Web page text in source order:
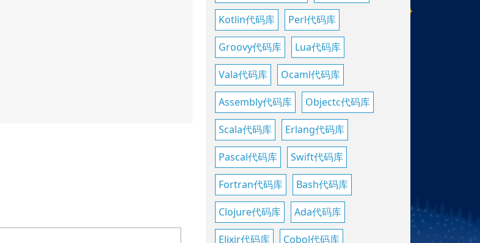
Kotlin代码库 Perl代码库
Groovy代码库 Lua代码库
Vala代码库 Ocaml代码库
Assembly代码库 Objectc代码库
Scala代码库 Erlang代码库
Pascal代码库 Swift代码库
Fortran代码库 Bash代码库
Clojure代码库 Ada代码库
Elixir代码库 Cobol代码库